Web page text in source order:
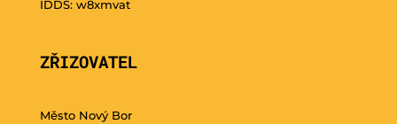
IDDS: w8xmvat
ZŘIZOVATEL
Město Nový Bor